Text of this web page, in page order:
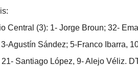
Central (3): 1- Jorge Broun; 32-
Agustín Sández; 5-Franco Ibarra,
21- Santiago López, 9- Alejo Véliz.